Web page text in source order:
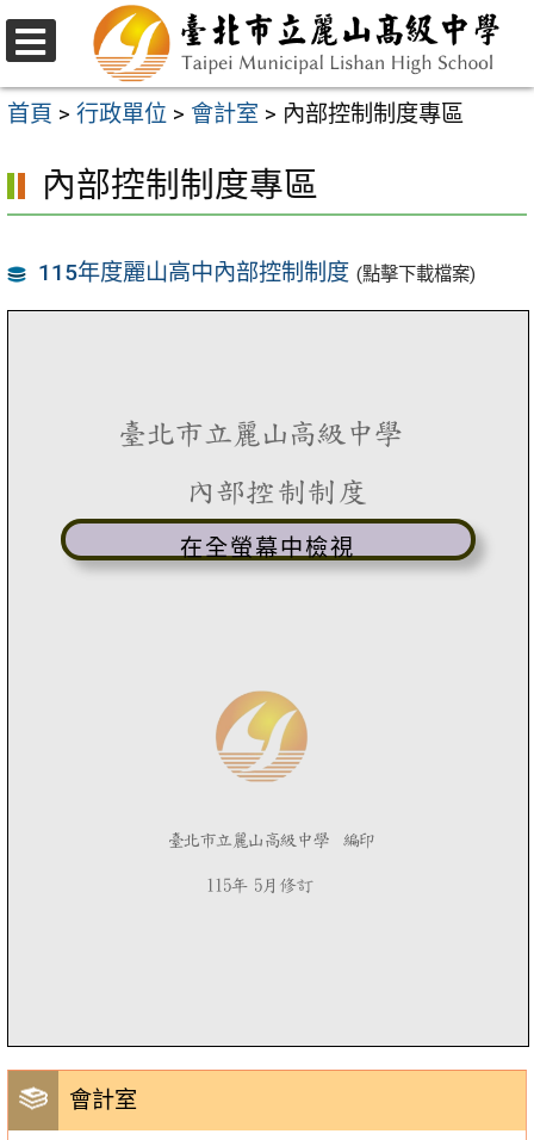
跳
至
主
內
容
區
選
單
首頁 > 行政單位 > 會計室 > 內部控制制度專區
會計室
內部控制制度專區
115年度麗山高中內部控制制度 (點擊下載檔案)
在全螢幕中檢視